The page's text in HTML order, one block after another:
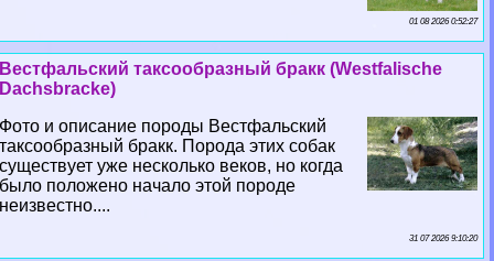
01 08 2026 0:52:27
Вестфальский таксообразный бpaкк (Westfalische
Dachsbracke)
Фото и описание породы Вестфальский
таксообразный бpaкк. Порода этих собак
существует уже несколько веков, но когда
было положено начало этой породе
неизвестно....
31 07 2026 9:10:20